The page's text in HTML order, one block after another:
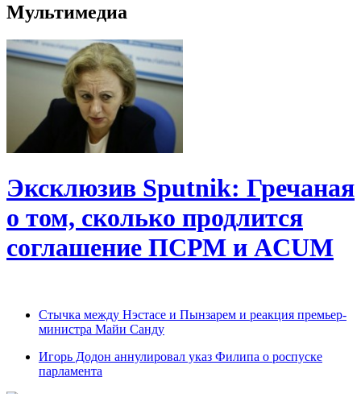
Мультимедиа
Эксклюзив Sputnik: Гречаная
о том, сколько продлится
соглашение ПСРМ и ACUM
Cтычка между Нэстасе и Пынзарем и реакция премьер-
министра Майи Санду
Игорь Додон аннулировал указ Филипа о роспуске
парламента